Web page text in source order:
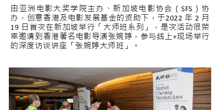
由亚洲电影大奖学院主办、新加坡电影协会（SFS）协
办，创意香港及电影发展基金的资助下，于2022 年 2 月
19 日首次在新加坡举行「大师班系列」，是次活动很荣
幸邀请到香港著名电影导演张婉婷，参与线上+现场举行
的深度访谈讲座「张婉婷大师班」。